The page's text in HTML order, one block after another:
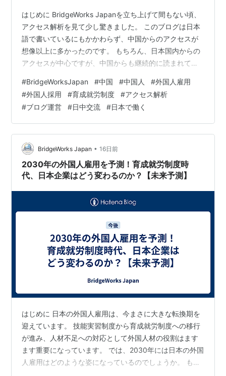
はじめに BridgeWorks Japanを立ち上げて間もない頃、
アクセス解析を見て少し驚きました。 このブログは日本
語で書いているにもかかわらず、中国からのアクセスが
想像以上に多かったのです。 もちろん、日本国内からの
アクセスが中心ですが、中国からも継続的に読まれてい
ら読んでいる人がいるのでしょうか。 今回は、その理由
について考えてみたいと思います。 中国から日本の情報
を知りたい人は意外と多い 日本ではあまり知られていま
せんが、中国には日本への関心を持つ人がたくさんいま
す。 例えば、 日本企業で働きたい人 日本へ留学したい
学生 日本語を勉…
#BridgeWorksJapan #中国 #中国人 #外国人雇用
#外国人採用 #育成就労制度 #アクセス解析
#ブログ運営 #日中交流 #日本で働く
BridgeWorks Japan • 16日前
2030年の外国人雇用を予測！育成就労制度時
代、日本企業はどう変わるのか？【未来予測】
はじめに 日本の外国人雇用は、今まさに大きな転換期を
迎えています。 技能実習制度から育成就労制度への移行
が進み、人材不足への対応として外国人材の役割はます
ます重要になっています。 では、2030年には日本の外国
人雇用はどのような姿になっているのでしょうか。 もち